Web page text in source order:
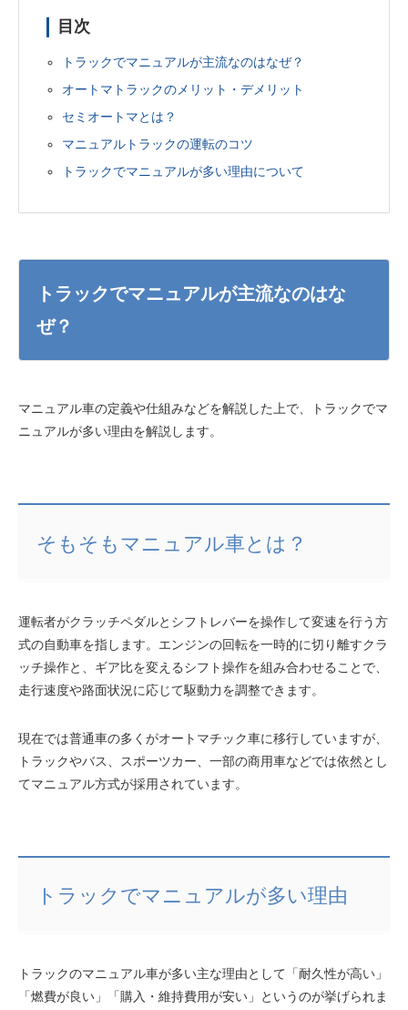
目次
トラックでマニュアルが主流なのはなぜ？
オートマトラックのメリット・デメリット
セミオートマとは？
マニュアルトラックの運転のコツ
トラックでマニュアルが多い理由について
トラックでマニュアルが主流なのはな
ぜ？
マニュアル車の定義や仕組みなどを解説した上で、トラックでマ
ニュアルが多い理由を解説します。
そもそもマニュアル車とは？
運転者がクラッチペダルとシフトレバーを操作して変速を行う方
式の自動車を指します。エンジンの回転を一時的に切り離すクラ
ッチ操作と、ギア比を変えるシフト操作を組み合わせることで、
走行速度や路面状況に応じて駆動力を調整できます。
現在では普通車の多くがオートマチック車に移行していますが、
トラックやバス、スポーツカー、一部の商用車などでは依然とし
てマニュアル方式が採用されています。
トラックでマニュアルが多い理由
トラックのマニュアル車が多い主な理由として「耐久性が高い」
「燃費が良い」「購入・維持費用が安い」というのが挙げられま